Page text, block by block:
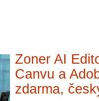
Zoner AI
Canvu a
zdarma,